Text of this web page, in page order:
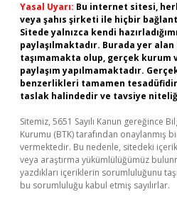
Yasal Uyarı: Bu internet sitesi,
veya şahıs şirketi ile hiçbir
Sitede yalnızca kendi
paylaşılmaktadır. Burada yer
taşımamakta olup, gerçek kurum
paylaşım yapılmamaktadır.
benzerlikleri tamamen
taslak halindedir ve tavsiye
Sitemiz, 5651 Sayılı Kanun gereğince
Kurumu (BTK) tarafından onaylanmış
vermektedir. Bu nedenle, sitedeki
veya araştırma yükümlülüğümüz
yazdıkları içeriklerin sorumluluğunu
bu sorumluluğu kabul etmiş sayılırlar.